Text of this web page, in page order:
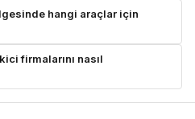
hangi araçlar için
firmalarını nasıl